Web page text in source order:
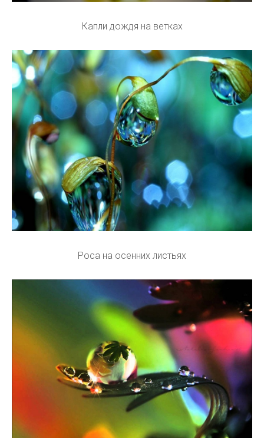
Капли дождя на ветках
Роса на осенних листьях